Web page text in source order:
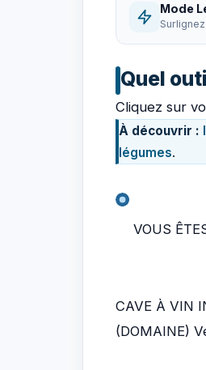
Mode
Quel
Cliquez sur
À découvrir :
légumes.
VOUS
CAVE À VIN
(DOMAINE)